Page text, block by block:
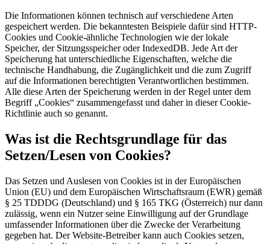
Die Informationen können technisch auf verschiedene Arten
gespeichert werden. Die bekanntesten Beispiele dafür sind HTTP-
Cookies und Cookie-ähnliche Technologien wie der lokale
Speicher, der Sitzungsspeicher oder IndexedDB. Jede Art der
Speicherung hat unterschiedliche Eigenschaften, welche die
technische Handhabung, die Zugänglichkeit und die zum Zugriff
auf die Informationen berechtigten Verantwortlichen bestimmen.
Alle diese Arten der Speicherung werden in der Regel unter dem
Begriff „Cookies“ zusammengefasst und daher in dieser Cookie-
Richtlinie auch so genannt.
Was ist die Rechtsgrundlage für das
Setzen/Lesen von Cookies?
Das Setzen und Auslesen von Cookies ist in der Europäischen
Union (EU) und dem Europäischen Wirtschaftsraum (EWR) gemäß
§ 25 TDDDG (Deutschland) und § 165 TKG (Österreich) nur dann
zulässig, wenn ein Nutzer seine Einwilligung auf der Grundlage
umfassender Informationen über die Zwecke der Verarbeitung
gegeben hat. Der Website-Betreiber kann auch Cookies setzen,